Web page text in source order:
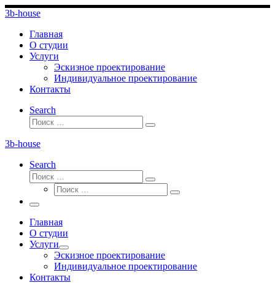
Перейти
к
содержимому
3b-house
Главная
О студии
Услуги
Эскизное проектирование
Индивидуальное проектирование
Контакты
Search
Поиск
Поиск
3b-house
Search
Поиск
Поиск
Поиск
Поиск
Меню
Главная
О студии
Услуги
Эскизное проектирование
Индивидуальное проектирование
Контакты